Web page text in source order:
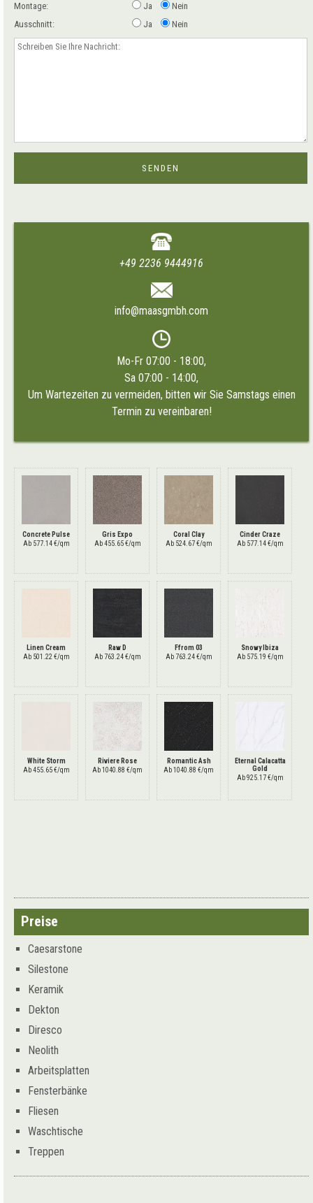
Montage:
Ja
Nein
Ausschnitt:
Ja Nein
+49 2236 9444916
info@maasgmbh.com
Mo-Fr 07:00 - 18:00,
Sa 07:00 - 14:00,
Um Wartezeiten zu vermeiden, bitten wir Sie Samstags einen
Termin zu vereinbaren!
Concrete Pulse
Ab 577.14 €/qm
Gris Expo
Ab 455.65 €/qm
Coral Clay
Ab 524.67 €/qm
Cinder Craze
Ab 577.14 €/qm
Linen Cream
Ab 501.22 €/qm
Raw D
Ab 763.24 €/qm
Ffrom 03
Ab 763.24 €/qm
Snowy Ibiza
Ab 575.19 €/qm
White Storm
Ab 455.65 €/qm
Riviere Rose
Ab 1040.88 €/qm
Romantic Ash
Ab 1040.88 €/qm
Eternal Calacatta
Gold
Ab 925.17 €/qm
Preise
Caesarstone
Silestone
Keramik
Dekton
Diresco
Neolith
Arbeitsplatten
Fensterbänke
Fliesen
Waschtische
Treppen